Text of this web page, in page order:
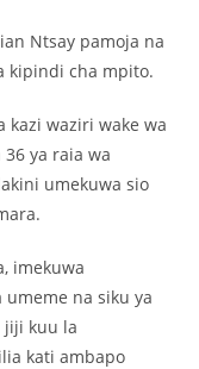
Ntsay pamoja na
kipindi cha mpito.
kazi waziri wake wa
ya raia wa
umekuwa sio
imekuwa
na siku ya
jiji kuu la
kati ambapo